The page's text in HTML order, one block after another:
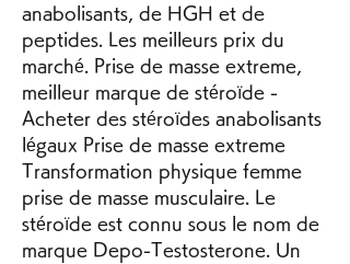
anabolisants, de HGH et de
peptides. Les meilleurs prix du
marché. Prise de masse extreme,
meilleur marque de stéroïde -
Acheter des stéroïdes anabolisants
légaux Prise de masse extreme
Transformation physique femme
prise de masse musculaire. Le
stéroïde est connu sous le nom de
marque Depo-Testosterone. Un